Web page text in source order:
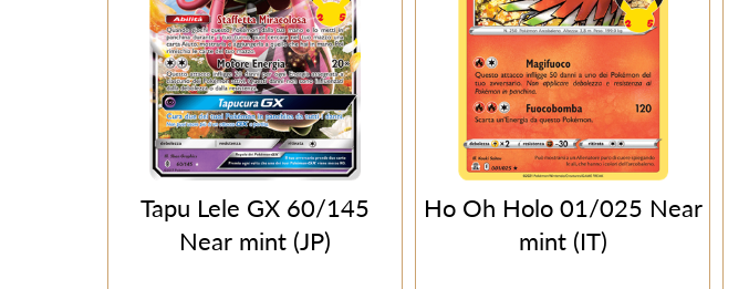
Tapu Lele GX 60/145
Near mint (JP)
Ho Oh Holo 01/025 Near
mint (IT)